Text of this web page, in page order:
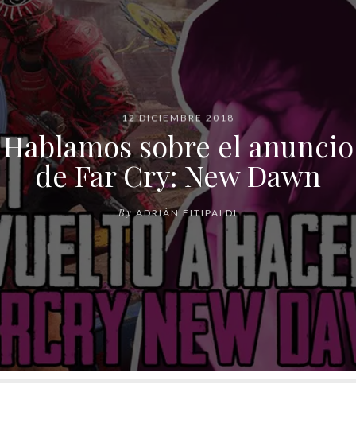
12 DICIEMBRE 2018
Hablamos sobre el anuncio
de Far Cry: New Dawn
By ADRIÁN FITIPALDI